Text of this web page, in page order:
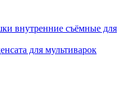
внутренние съёмные для
для мультиварок